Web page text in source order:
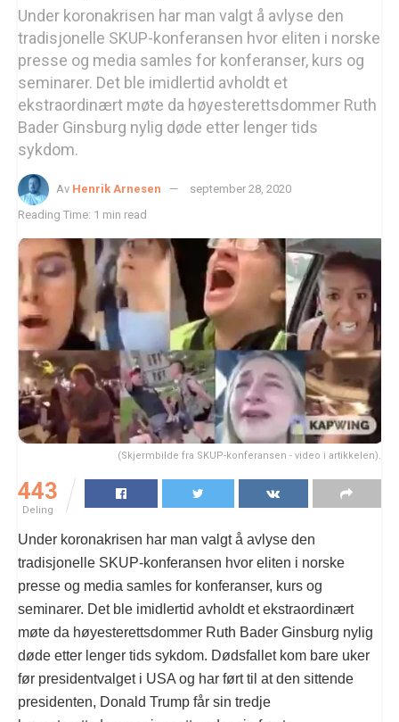
Under koronakrisen har man valgt å avlyse den
tradisjonelle SKUP-konferansen hvor eliten i norske
presse og media samles for konferanser, kurs og
seminarer. Det ble imidlertid avholdt et
ekstraordinært møte da høyesterettsdommer Ruth
Bader Ginsburg nylig døde etter lenger tids
sykdom.
Av Henrik Arnesen
september 28, 2020
Reading Time: 1 min read
(Skjermbilde fra SKUP-konferansen - video i artikkelen).
443
Deling
Under koronakrisen har man valgt å avlyse den
tradisjonelle SKUP-konferansen hvor eliten i norske
presse og media samles for konferanser, kurs og
seminarer. Det ble imidlertid avholdt et ekstraordinært
møte da høyesterettsdommer Ruth Bader Ginsburg nylig
døde etter lenger tids sykdom. Dødsfallet kom bare uker
før presidentvalget i USA og har ført til at den sittende
presidenten, Donald Trump får sin tredje